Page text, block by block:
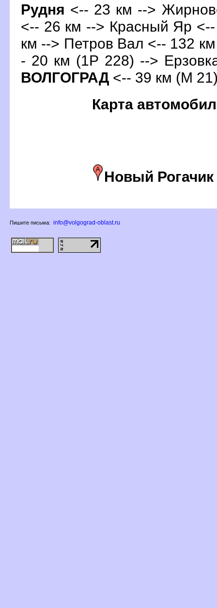
Рудня <-- 23 км -->
<-- 26 км --> Красный Яр
км --> Петров Вал <-- 132
- 20 км (1Р 228) -->
ОЛГОГРАД <-- 39 км (М
Карта
Новый Рогачик
Пишите письма: info@volgograd-oblast.ru